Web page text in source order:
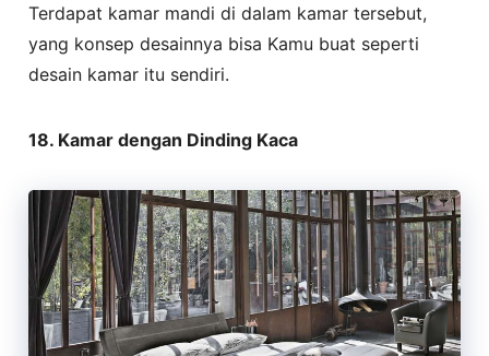
Terdapat kamar mandi di dalam kamar tersebut,
yang konsep desainnya bisa Kamu buat seperti
desain kamar itu sendiri.
18. Kamar dengan Dinding Kaca